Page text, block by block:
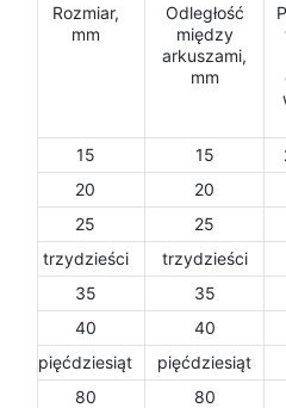
Rozmiar,
mm
Odległość
między
arkuszami,
mm
15 15
20 20
25
25
trzydzieści
trzydzieści
35
35
40
40
pięćdziesiąt
pięćdziesiąt
80
80